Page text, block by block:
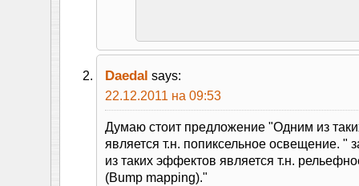
Daedal says:
22.12.2011 на 09:53
Думаю стоит предложение "Одним из
является т.н. попиксельное освещение. "
из таких эффектов является т.н.
(Bump mapping)."